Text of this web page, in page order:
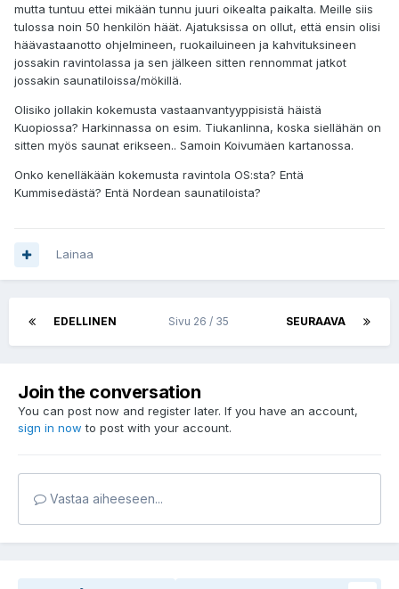
mutta tuntuu ettei mikään tunnu juuri oikealta paikalta. Meille siis
tulossa noin 50 henkilön häät. Ajatuksissa on ollut, että ensin olisi
häävastaanotto ohjelmineen, ruokailuineen ja kahvituksineen
jossakin ravintolassa ja sen jälkeen sitten rennommat jatkot
jossakin saunatiloissa/mökillä.
Olisiko jollakin kokemusta vastaanvantyyppisistä häistä
Kuopiossa? Harkinnassa on esim. Tiukanlinna, koska siellähän on
sitten myös saunat erikseen.. Samoin Koivumäen kartanossa.
Onko kenelläkään kokemusta ravintola OS:sta? Entä
Kummisedästä? Entä Nordean saunatiloista?
Lainaa
EDELLINEN SEURAAVA
Sivu 26 / 35
Join the conversation
You can post now and register later. If you have an account,
sign in now to post with your account.
Vastaa aiheeseen...